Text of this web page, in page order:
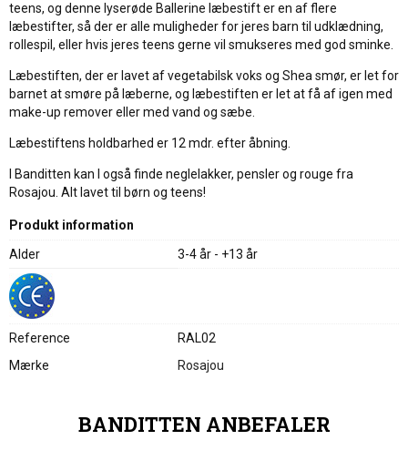
teens, og denne lyserøde Ballerine læbestift er en af flere
læbestifter, så der er alle muligheder for jeres barn til udklædning,
rollespil, eller hvis jeres teens gerne vil smukseres med god sminke.
Læbestiften, der er lavet af vegetabilsk voks og Shea smør, er let for
barnet at smøre på læberne, og læbestiften er let at få af igen med
make-up remover eller med vand og sæbe.
Læbestiftens holdbarhed er 12 mdr. efter åbning.
I Banditten kan I også finde neglelakker, pensler og rouge fra
Rosajou. Alt lavet til børn og teens!
Produkt information
Alder
3-4 år - +13 år
Reference
RAL02
Mærke
Rosajou
BANDITTEN ANBEFALER